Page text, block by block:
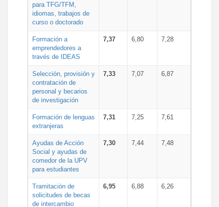
para TFG/TFM,
idiomas, trabajos de
curso o doctorado
Formación a
emprendedores a
través de IDEAS
7,37 6,80 7,28
Selección, provisión y
contratación de
personal y becarios
de investigación
7,33 7,07 6,87
Formación de lenguas
extranjeras
7,31 7,25 7,61
Ayudas de Acción
Social y ayudas de
comedor de la UPV
para estudiantes
7,30 7,44 7,48
Tramitación de
solicitudes de becas
de intercambio
6,95 6,88 6,26